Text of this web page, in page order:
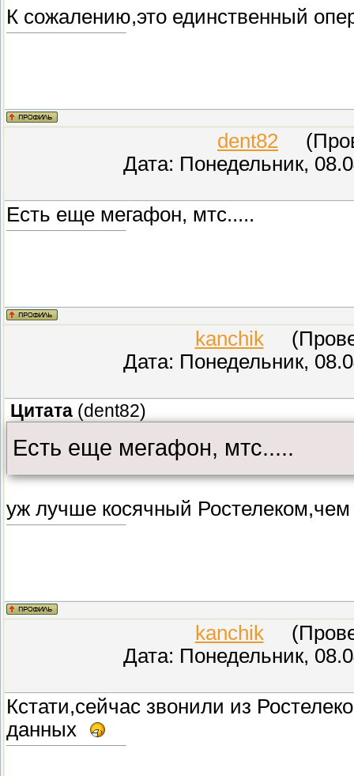
К сожалению,это единственный
dent82
Дата: Понедельник,
Есть еще мегафон, мтс.....
kanchik
Дата: Понедельник,
Цитата (dent82)
Есть еще мегафон, мтс.....
уж лучше косячный
kanchik
Дата: Понедельник,
Кстати,сейчас звонили из
данных